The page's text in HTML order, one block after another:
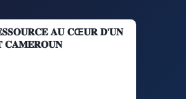
𝐀𝐔 𝐂Œ𝐔𝐑 𝐃'𝐔𝐍
𝐂𝐀𝐌𝐄𝐑𝐎𝐔𝐍